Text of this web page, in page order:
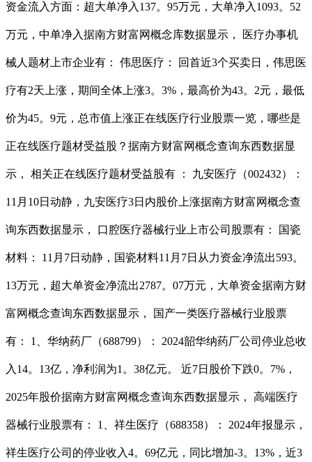
资金流入方面：超大单净入137。95万元，大单净入1093。52
万元，中单净入据南方财富网概念库数据显示， 医疗办事机
械人题材上市企业有： 伟思医疗： 回首近3个买卖日，伟思医
疗有2天上涨，期间全体上涨3。3%，最高价为43。2元，最低
价为45。9元，总市值上涨正在线医疗行业股票一览，哪些是
正在线医疗题材受益股？据南方财富网概念查询东西数据显
示， 相关正在线医疗题材受益股有 ： 九安医疗（002432）：
11月10日动静，九安医疗3日内股价上涨据南方财富网概念查
询东西数据显示， 口腔医疗器械行业上市公司股票有： 国瓷
材料： 11月7日动静，国瓷材料11月7日从力资金净流出593。
13万元，超大单资金净流出2787。07万元，大单资金据南方财
富网概念查询东西数据显示， 国产一类医疗器械行业股票
有： 1、华纳药厂（688799）： 2024韶华纳药厂公司停业总收
入14。13亿，净利润为1。38亿元。 近7日股价下跌0。7%，
2025年股价据南方财富网概念查询东西数据显示， 高端医疗
器械行业股票有： 1、祥生医疗（688358）： 2024年报显示，
祥生医疗公司的停业收入4。69亿元，同比增加-3。13%，近3